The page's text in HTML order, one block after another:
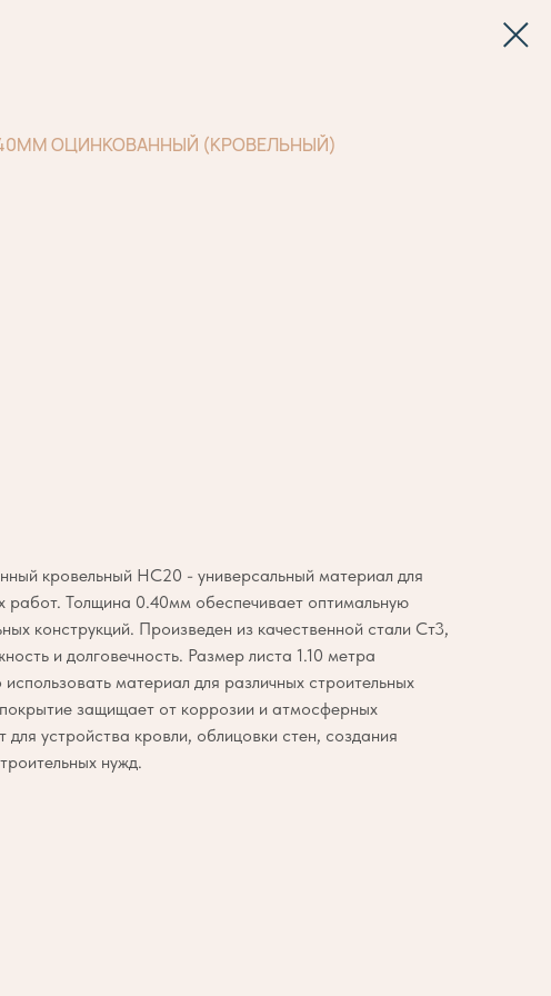
ОЦИНКОВАННЫЙ (КРОВЕЛЬНЫЙ)
кровельный НС20 - универсальный материал для
работ. Толщина 0.40мм обеспечивает оптимальную
конструкций. Произведен из качественной стали Ст3,
и долговечность. Размер листа 1.10 метра
материал для различных строительных
защищает от коррозии и атмосферных
для устройства кровли, облицовки стен, создания
нужд.